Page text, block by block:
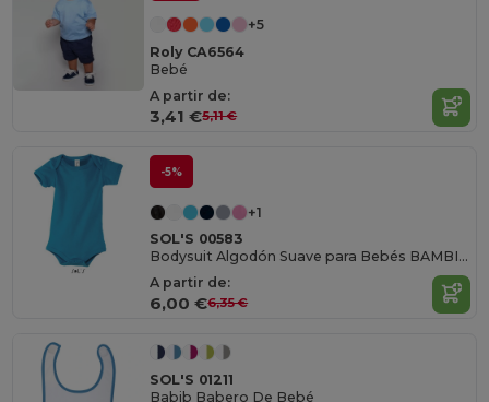
+5
Roly CA6564
Bebé
A partir de:
3,41 €5,11 €
-5%
+1
SOL'S 00583
Bodysuit Algodón Suave para Bebés BAMBINO
A partir de:
6,00 €6,35 €
SOL'S 01211
Babib Babero De Bebé